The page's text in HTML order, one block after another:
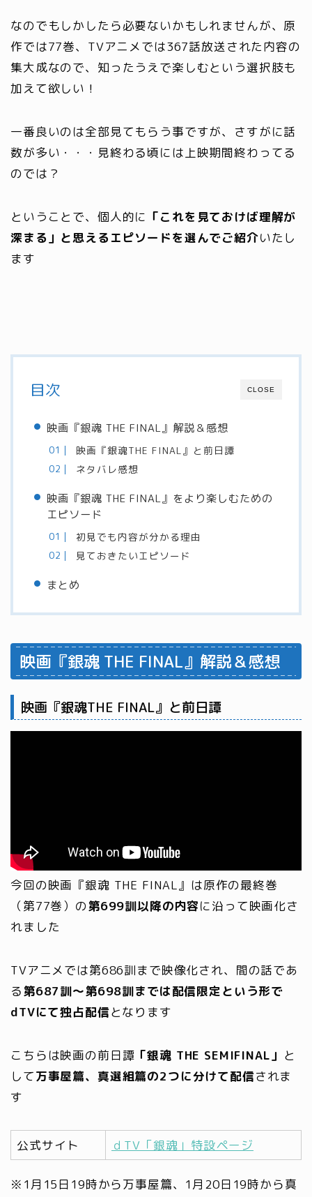
なのでもしかしたら必要ないかもしれませんが、原
作では77巻、TVアニメでは367話放送された内容の
集大成なので、知ったうえで楽しむという選択肢も
加えて欲しい！
一番良いのは全部見てもらう事ですが、さすがに話
数が多い・・・ 見終わる頃には上映期間終わってる
のでは？
ということで、個人的に 「これを見ておけば理解が
深まる」と思えるエピソードを選んでご紹介いたし
ます
CLOSE
目次
映画『銀魂 THE FINAL』解説＆感想
映画『銀魂THE FINAL』と前日譚
ネタバレ感想
映画『銀魂 THE FINAL』をより楽しむための
エピソード
初見でも内容が分かる理由
見ておきたいエピソード
まとめ
映画『銀魂 THE FINAL』解説＆感想
映画『銀魂THE FINAL』と前日譚
今回の映画『銀魂 THE FINAL』は原作の最終巻
（第77巻）の第699訓以降の内容に沿って映画化さ
れました
TVアニメでは第686訓まで映像化され、間の話であ
る第687訓～第698訓までは配信限定という形で
dTVにて独占配信となります
こちらは映画の前日譚 「銀魂 THE SEMIFINAL」 と
して万事屋篇、真選組篇の2つに分けて配信されま
す
公式サイト ｄTV「銀魂」特設ページ
※1月15日19時から万事屋篇、1月20日19時から真